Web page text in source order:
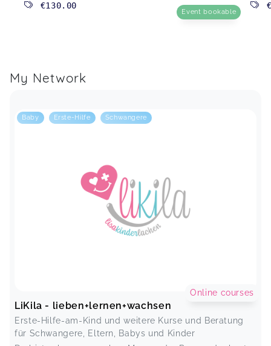
€130.00
Event bookable
My Network
Baby Erste-Hilfe Schwangere
LiKila - lieben+lernen+wachsen
Erste-Hilfe-am-Kind und weitere Kurse und Beratung
für Schwangere, Eltern, Babys und Kinder
Online courses